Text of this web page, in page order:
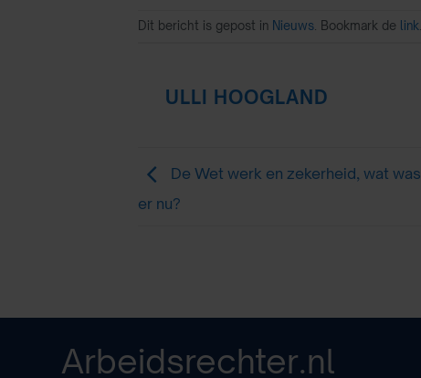
Dit bericht is gepost in Nieuws . Bookmark de link
ULLI HOOGLAND
De Wet werk en zekerheid, wat
er nu?
Arbeidsrechter.nl